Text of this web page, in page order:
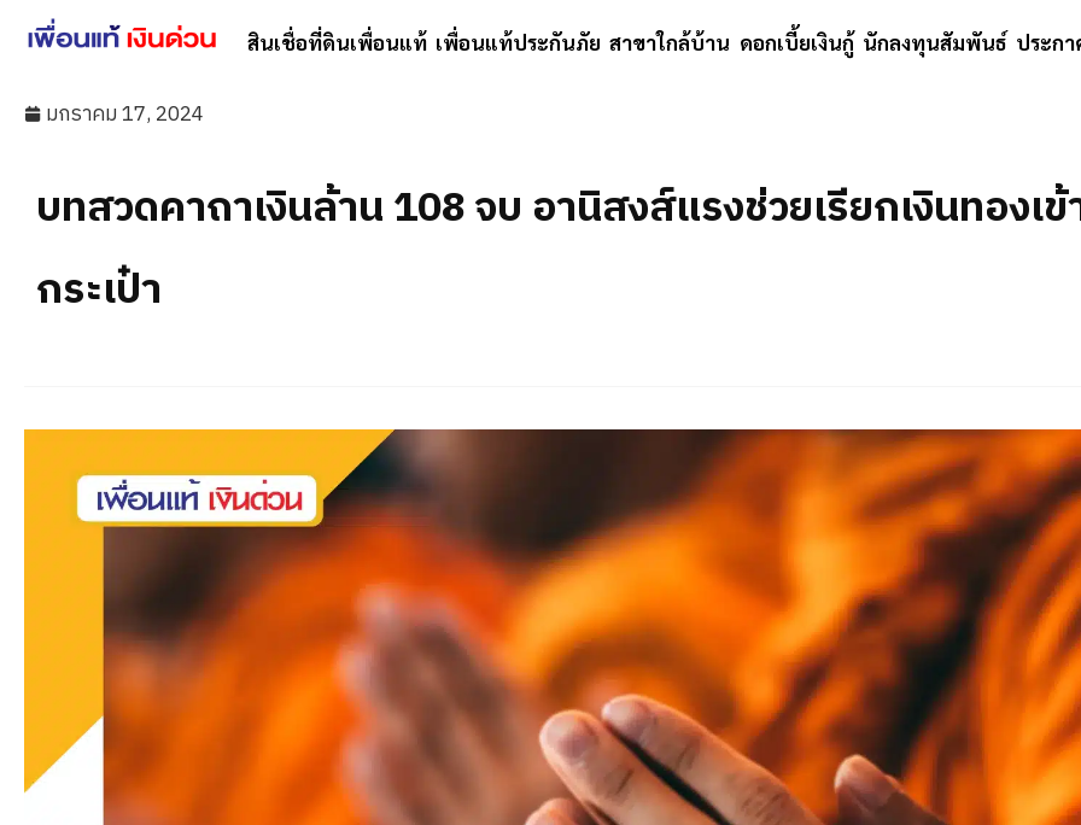
สินเชื่อที่ดินเพื่อนแท้ เพื่อนแท้ประกันภัย สาขาใกล้บ้าน ดอกเบี้ยเงินกู้ นักลงทุนสัมพันธ์ ประก
มกราคม 17, 2024
บทสวดคาถาเงินล้าน 108 จบ อานิสงส์แรงช่วยเรียกเงินทองเข้
กระเป๋า